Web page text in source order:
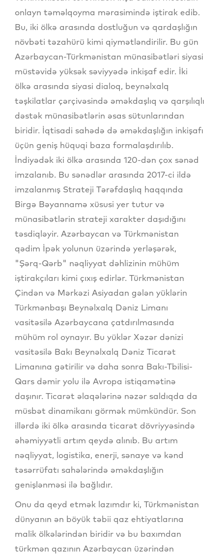
onlayn təməlqoyma mərasimində iştirak edib.
Bu, iki ölkə arasında dostluğun və qardaşlığın
növbəti təzahürü kimi qiymətləndirilir. Bu gün
Azərbaycan-Türkmənistan münasibətləri siyasi
müstəvidə yüksək səviyyədə inkişaf edir. İki
ölkə arasında siyasi dialoq, beynəlxalq
təşkilatlar çərçivəsində əməkdaşlıq və qarşılıqlı
dəstək münasibətlərin əsas sütunlarından
biridir. İqtisadi sahədə də əməkdaşlığın inkişafı
üçün geniş hüquqi baza formalaşdırılıb.
İndiyədək iki ölkə arasında 120-dən çox sənəd
imzalanıb. Bu sənədlər arasında 2017-ci ildə
imzalanmış Strateji Tərəfdaşlıq haqqında
Birgə Bəyannamə xüsusi yer tutur və
münasibətlərin strateji xarakter daşıdığını
təsdiqləyir. Azərbaycan və Türkmənistan
qədim İpək yolunun üzərində yerləşərək,
"Şərq-Qərb" nəqliyyat dəhlizinin mühüm
iştirakçıları kimi çıxış edirlər. Türkmənistan
Çindən və Mərkəzi Asiyadan gələn yüklərin
Türkmənbaşı Beynəlxalq Dəniz Limanı
vasitəsilə Azərbaycana çatdırılmasında
mühüm rol oynayır. Bu yüklər Xəzər dənizi
vasitəsilə Bakı Beynəlxalq Dəniz Ticarət
Limanına gətirilir və daha sonra Bakı-Tbilisi-
Qars dəmir yolu ilə Avropa istiqamətinə
daşınır. Ticarət əlaqələrinə nəzər saldıqda da
müsbət dinamikanı görmək mümkündür. Son
illərdə iki ölkə arasında ticarət dövriyyəsində
əhəmiyyətli artım qeydə alınıb. Bu artım
nəqliyyat, logistika, enerji, sənaye və kənd
təsərrüfatı sahələrində əməkdaşlığın
genişlənməsi ilə bağlıdır.
Onu da qeyd etmək lazımdır ki, Türkmənistan
dünyanın ən böyük təbii qaz ehtiyatlarına
malik ölkələrindən biridir və bu baxımdan
türkmən qazının Azərbaycan üzərindən